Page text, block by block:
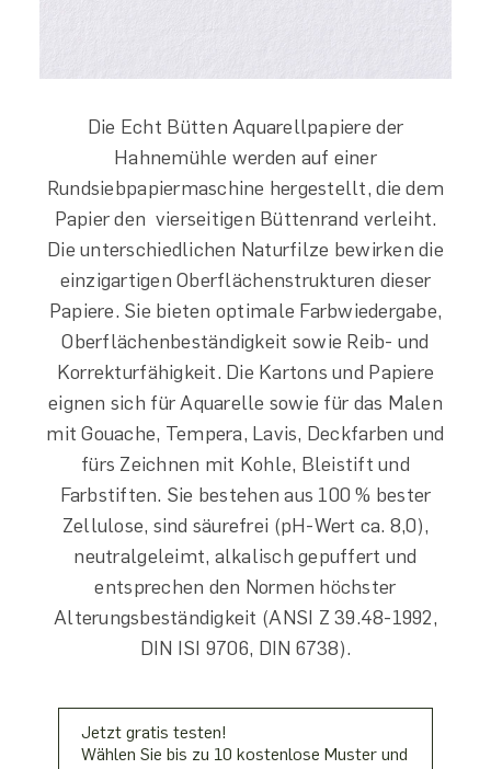
Die Echt Bütten Aquarellpapiere der
Hahnemühle werden auf einer
Rundsiebpapiermaschine hergestellt, die dem
Papier den vierseitigen Büttenrand verleiht.
Die unterschiedlichen Naturfilze bewirken die
einzigartigen Oberflächenstrukturen dieser
Papiere. Sie bieten optimale Farbwiedergabe,
Oberflächenbeständigkeit sowie Reib- und
Korrekturfähigkeit. Die Kartons und Papiere
eignen sich für Aquarelle sowie für das Malen
mit Gouache, Tempera, Lavis, Deckfarben und
fürs Zeichnen mit Kohle, Bleistift und
Farbstiften. Sie bestehen aus 100 % bester
Zellulose, sind säurefrei (pH-Wert ca. 8,0),
neutralgeleimt, alkalisch gepuffert und
entsprechen den Normen höchster
Alterungsbeständigkeit (ANSI Z 39.48-1992,
DIN ISI 9706, DIN 6738).
Jetzt gratis testen!
Wählen Sie bis zu 10 kostenlose Muster und